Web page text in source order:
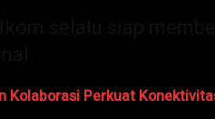
Kolaborasi Perkuat